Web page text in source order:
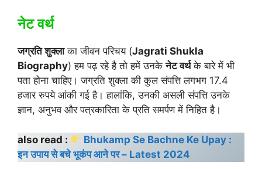
नेट वर्थ
जग्रति शुक्लाका जीवन परिचय (Jagrati Shukla
Biography) हम पढ़ रहे है तो हमें उनकेनेट वर्थके बारे में भी
पता होना चाहिए। जग्रति शुक्ला की कुल संपत्ति लगभग 17.4
हजार रुपये आंकी गई है। हालांकि, उनकी असली संपत्ति उनके
ज्ञान, अनुभव और पत्रकारिता के प्रति समर्पण में निहित है।
also read :
Bhukamp Se Bachne Ke Upay :
इन उपाय से बचे भूकंप आने पर – Latest 2024